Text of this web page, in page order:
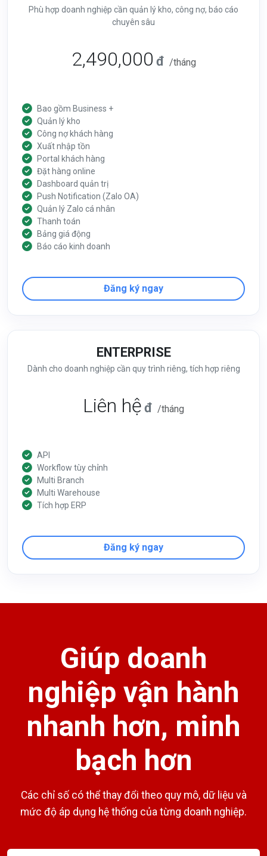
Phù hợp doanh nghiệp cần quản lý kho, công nợ, báo cáo
chuyên sâu
2,490,000 đ /tháng
Bao gồm Business +
Quản lý kho
Công nợ khách hàng
Xuất nhập tồn
Portal khách hàng
Đặt hàng online
Dashboard quản trị
Push Notification (Zalo OA)
Quản lý Zalo cá nhân
Thanh toán
Bảng giá động
Báo cáo kinh doanh
Đăng ký ngay
ENTERPRISE
Dành cho doanh nghiệp cần quy trình riêng, tích hợp riêng
Liên hệ đ /tháng
API
Workflow tùy chỉnh
Multi Branch
Multi Warehouse
Tích hợp ERP
Đăng ký ngay
Giúp doanh
nghiệp vận hành
nhanh hơn, minh
bạch hơn
Các chỉ số có thể thay đổi theo quy mô, dữ liệu và
mức độ áp dụng hệ thống của từng doanh nghiệp.